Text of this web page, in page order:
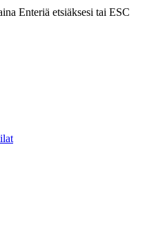
Enteriä etsiäksesi tai ESC